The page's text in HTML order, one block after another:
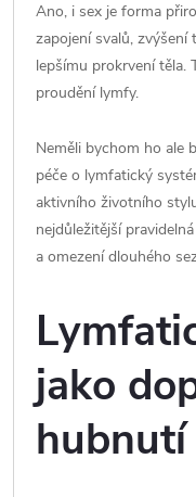
Ano, i sex je forma
zapojení svalů, zvýšení
lepšímu prokrvení těla.
proudění lymfy.
Neměli bychom ho ale
péče o lymfatický
aktivního životního
nejdůležitější
a omezení dlouhého
jako